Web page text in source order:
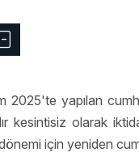
yapılan
kesintisiz olarak
için yeniden